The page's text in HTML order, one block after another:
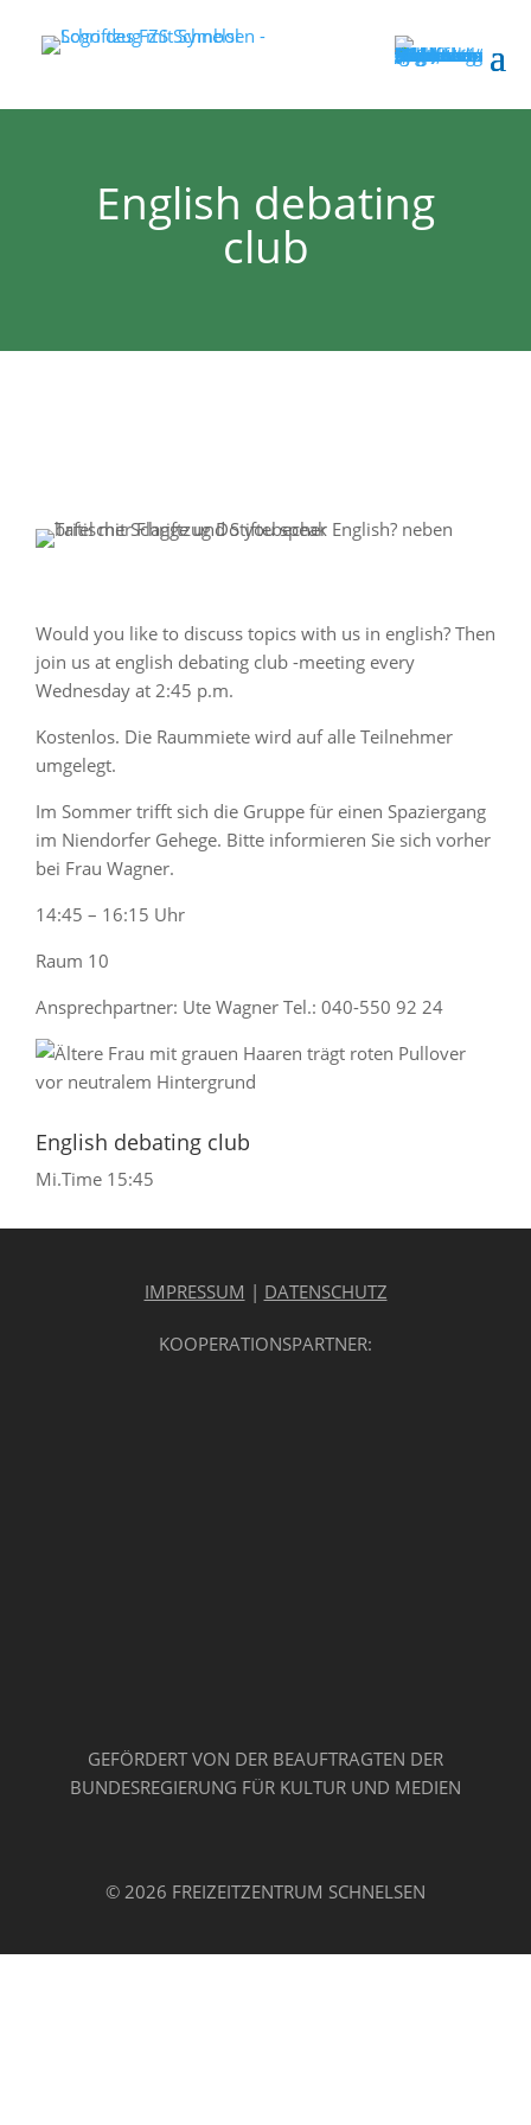
English debating
club
Would you like to discuss topics with us in english? Then
join us at english debating club -meeting every
Wednesday at 2:45 p.m.
Kostenlos. Die Raummiete wird auf alle Teilnehmer
umgelegt.
Im Sommer trifft sich die Gruppe für einen Spaziergang
im Niendorfer Gehege. Bitte informieren Sie sich vorher
bei Frau Wagner.
14:45 – 16:15 Uhr
Raum 10
Ansprechpartner: Ute Wagner Tel.: 040-550 92 24
English debating club
Mi.Time 15:45
IMPRESSUM | DATENSCHUTZ
KOOPERATIONSPARTNER:
GEFÖRDERT VON DER BEAUFTRAGTEN DER
BUNDESREGIERUNG FÜR KULTUR UND MEDIEN
© 2026 FREIZEITZENTRUM SCHNELSEN